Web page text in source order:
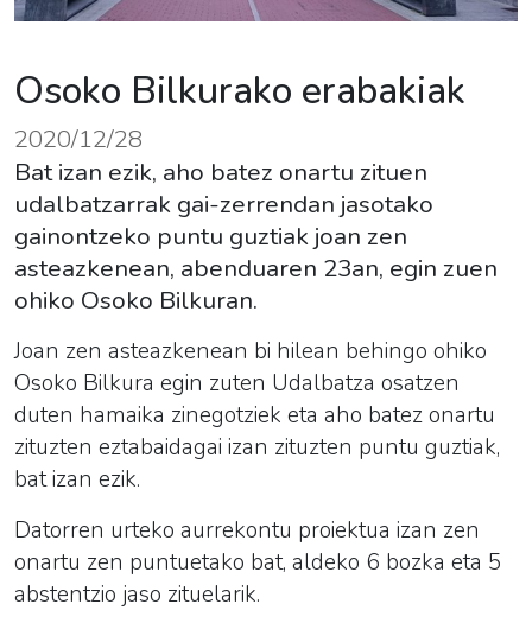
Osoko Bilkurako erabakiak
2020/12/28
Bat izan ezik, aho batez onartu zituen
udalbatzarrak gai-zerrendan jasotako
gainontzeko puntu guztiak joan zen
asteazkenean, abenduaren 23an, egin zuen
ohiko Osoko Bilkuran.
Joan zen asteazkenean bi hilean behingo ohiko
Osoko Bilkura egin zuten Udalbatza osatzen
duten hamaika zinegotziek eta aho batez onartu
zituzten eztabaidagai izan zituzten puntu guztiak,
bat izan ezik.
Datorren urteko aurrekontu proiektua izan zen
onartu zen puntuetako bat, aldeko 6 bozka eta 5
abstentzio jaso zituelarik.